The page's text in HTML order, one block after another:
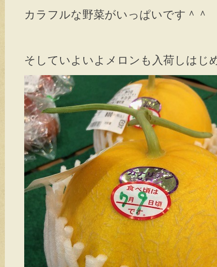
カラフルな野菜がいっぱいです＾＾
そしていよいよメロンも入荷しはじ